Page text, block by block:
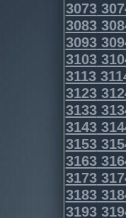
3073
3083
3093
3103
3113
3123
3133
3143
3153
3163
3173
3183
3193